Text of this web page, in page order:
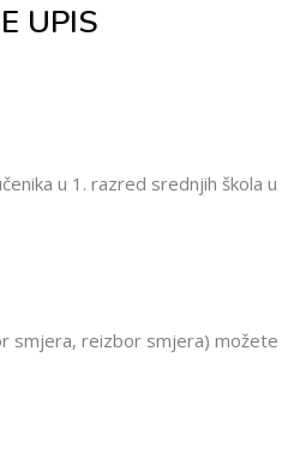
UPIS
u 1. razred srednjih škola
smjera, reizbor smjera)